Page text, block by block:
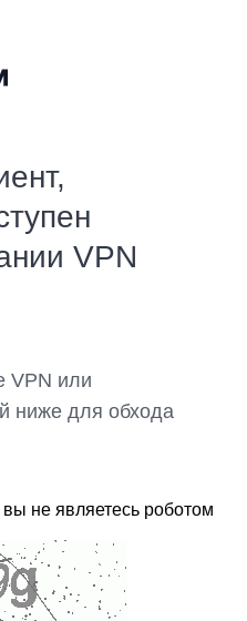
VPN
VPN или
ниже для обхода
не являетесь роботом